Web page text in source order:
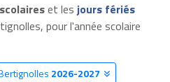
et les jours fériés
pour l'année scolaire
2026-2027